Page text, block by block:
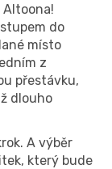
do
místo
z
přestávku,
dlouho
A výběr
který bude